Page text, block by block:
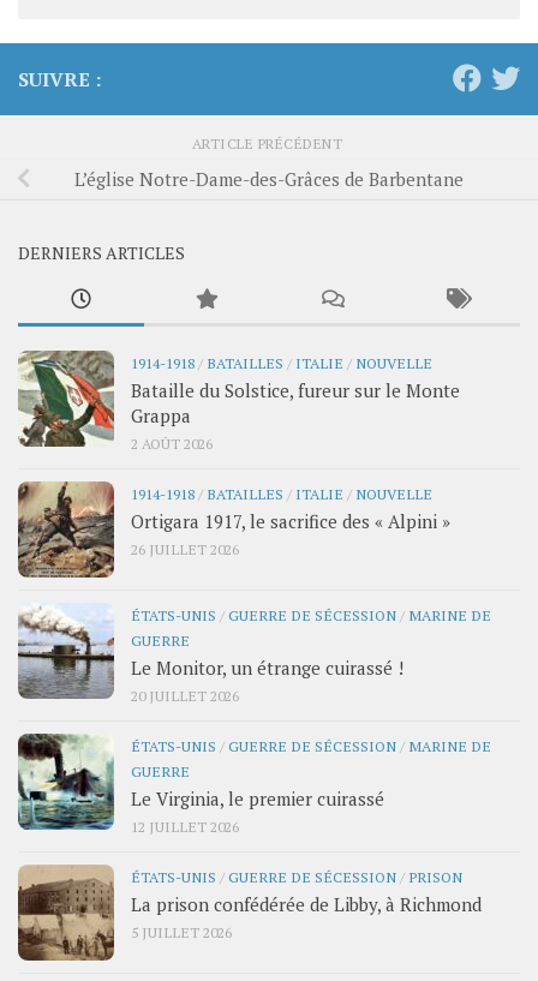
SUIVRE :
ARTICLE PRÉCÉDENT
L’église Notre-Dame-des-Grâces de Barbentane
DERNIERS ARTICLES
1914-1918 / BATAILLES / ITALIE / NOUVELLE
Bataille du Solstice, fureur sur le Monte
Grappa
2 AOÛT 2026
1914-1918 / BATAILLES / ITALIE / NOUVELLE
Ortigara 1917, le sacrifice des « Alpini »
26 JUILLET 2026
ÉTATS-UNIS /GUERRE DE SÉCESSION / MARINE DE
GUERRE
Le Monitor, un étrange cuirassé !
20 JUILLET 2026
ÉTATS-UNIS /GUERRE DE SÉCESSION / MARINE DE
GUERRE
Le Virginia, le premier cuirassé
12 JUILLET 2026
ÉTATS-UNIS /GUERRE DE SÉCESSION / PRISON
La prison confédérée de Libby, à Richmond
5 JUILLET 2026